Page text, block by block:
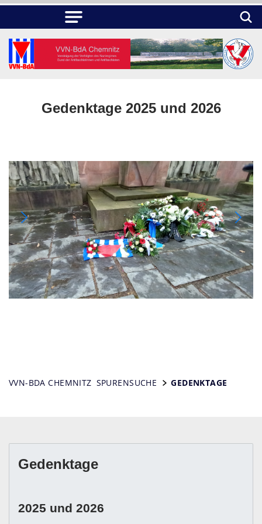
Gedenktage 2025 und 2026
VVN-BDA CHEMNITZ SPURENSUCHE GEDENKTAGE
Gedenktage
2025 und 2026